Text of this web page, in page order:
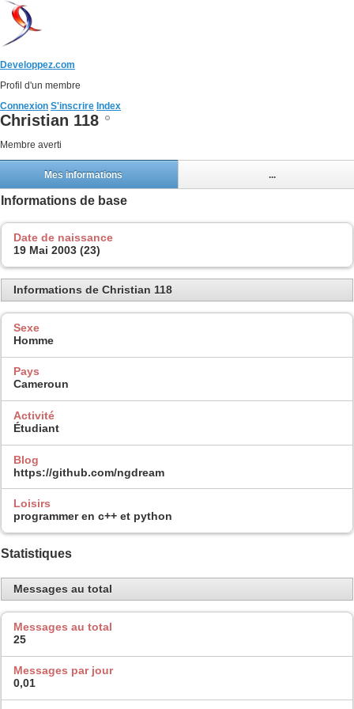
Developpez.com
Profil d'un membre
Connexion S'inscrire Index
Christian 118
Membre averti
Mes informations ...
Informations de base
Date de naissance
19 Mai 2003 (23)
Informations de Christian 118
Sexe
Homme
Pays
Cameroun
Activité
Étudiant
Blog
https://github.com/ngdream
Loisirs
programmer en c++ et python
Statistiques
Messages au total
Messages au total
25
Messages par jour
0,01